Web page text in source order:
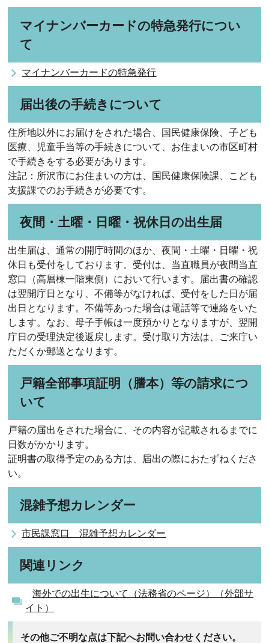
マイナンバーカードの特急発行につい
て
マイナンバーカードの特急発行
届出後の手続きについて
住所地以外にお届けをされた場合、国民健康保険、子ども
医療、児童手当等の手続きについて、お住まいの市区町村
で手続きをする必要があります。
注記：所沢市にお住まいの方は、国民健康保険課、こども
支援課でのお手続きが必要です。
夜間・土曜・日曜・祝休日の出生届
出生届は、通常の開庁時間のほか、夜間・土曜・日曜・祝
休日も受付をしております。受付は、当直職員が夜間当直
窓口（高層棟一階東側）において行います。届出書の確認
は翌開庁日となり、不備等がなければ、受付をした日が届
出日となります。不備等あった場合は電話等で連絡をいた
します。なお、母子手帳は一度預かりとなりますが、翌開
庁日の受理決定後返戻します。受け取り方法は、ご来庁い
ただくか郵送となります。
戸籍全部事項証明（謄本）等の請求につ
いて
戸籍の届出をされた場合に、その内容が記載されるまでに
日数がかかります。
証明書の取得予定のある方は、届出の際におたずねくださ
い。
混雑予想カレンダー
市民課窓口 混雑予想カレンダー
関連リンク
海外での出生について（法務省のページ）（外部サ
イト）
その他ご不明な点は下記へお問い合わせください。